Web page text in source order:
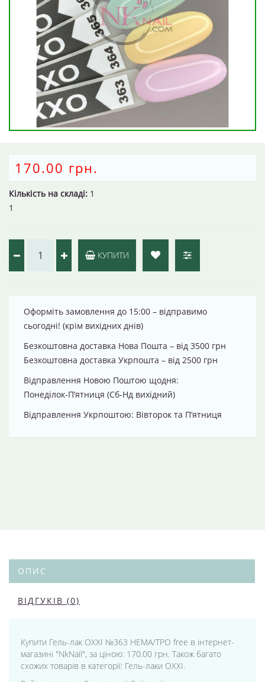
170.00 грн.
Кількість на складі: 1
1
КУПИТИ
Оформіть замовлення до 15:00 – відправимо
сьогодні! (крім вихідних днів)
Безкоштовна доставка Нова Пошта – від 3500 грн
Безкоштовна доставка Укрпошта – від 2500 грн
Відправлення Новою Поштою щодня:
Понеділок-П’ятниця (Сб-Нд вихідний)
Відправлення Укрпоштою: Вівторок та П’ятниця
ОПИС
ВІДГУКІВ (0)
Купити Гель-лак OXXI №363 HEMA/TPO free в інтернет-
магазині "NkNail", за ціною: 170.00 грн. Також багато
схожих товарів в категорії: Гель-лаки OXXI.